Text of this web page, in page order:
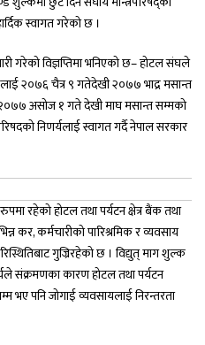
स्वागत गरेको छ ।
गरेको विज्ञप्तिमा भनिएको छ– होटल संघले
२०७६ चैत्र ९ गतेदेखी २०७७ भाद्र मसान्त
असोज १ गते देखी माघ मसान्त सम्मको
निणर्यलाई स्वागत गर्दै नेपाल सरकार
रहेको होटल तथा पर्यटन क्षेत्र बैंक तथा
कर, कर्मचारीको पारिश्रमिक र व्यवसाय
गुज्रिरहेको छ । विद्युत् माग शुल्क
संक्रमणका कारण होटल तथा पर्यटन
पनि जोगाई व्यवसायलाई निरन्तरता